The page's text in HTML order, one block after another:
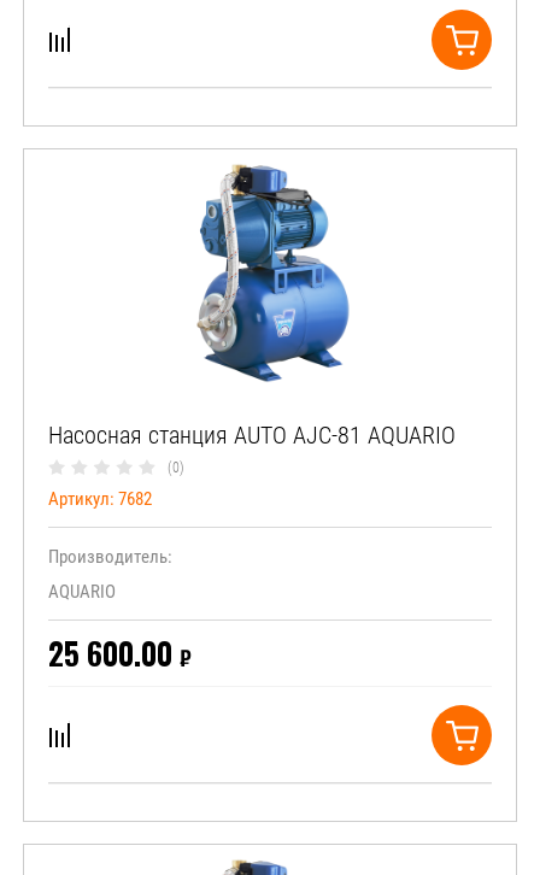
Насосная станция AUTO AJC-81 AQUARIO
(0)
Артикул: 7682
Производитель:
AQUARIO
25 600.00 ₽